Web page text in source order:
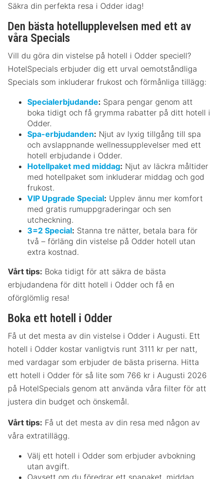
Säkra din perfekta resa i Odder idag!
Den bästa hotellupplevelsen med ett av
våra Specials
Vill du göra din vistelse på hotell i Odder speciell?
HotelSpecials erbjuder dig ett urval oemotståndliga
Specials som inkluderar frukost och förmånliga tillägg:
Specialerbjudande: Spara pengar genom att
boka tidigt och få grymma rabatter på ditt hotell i
Odder.
Spa-erbjudanden: Njut av lyxig tillgång till spa
och avslappnande wellnessupplevelser med ett
hotell erbjudande i Odder.
Hotellpaket med middag: Njut av läckra måltider
med hotellpaket som inkluderar middag och god
frukost.
VIP Upgrade Special: Upplev ännu mer komfort
med gratis rumuppgraderingar och sen
utcheckning.
3=2 Special: Stanna tre nätter, betala bara för
två – förläng din vistelse på Odder hotell utan
extra kostnad.
Vårt tips: Boka tidigt för att säkra de bästa
erbjudandena för ditt hotell i Odder och få en
oförglömlig resa!
Boka ett hotell i Odder
Få ut det mesta av din vistelse i Odder i Augusti. Ett
hotell i Odder kostar vanligtvis runt 3111 kr per natt,
med vardagar som erbjuder de bästa priserna. Hitta
ett hotell i Odder för så lite som 766 kr i Augusti 2026
på HotelSpecials genom att använda våra filter för att
justera din budget och önskemål.
Vårt tips: Få ut det mesta av din resa med någon av
våra extratillägg.
Välj ett hotell i Odder som erbjuder avbokning
utan avgift.
Oavsett om du föredrar ett spapaket, middag